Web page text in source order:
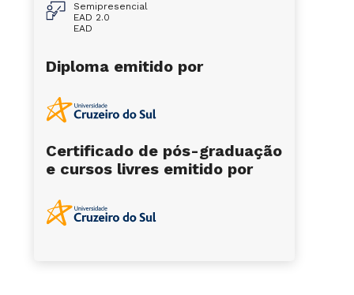
Semipresencial
EAD 2.0
EAD
Diploma emitido por
Certificado de pós-graduação
e cursos livres emitido por